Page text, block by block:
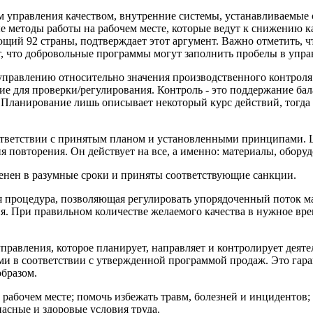
управления качеством, внутренние системы,
методы работы на рабочем месте, которые ведут к снижению
92 страны, подтверждает этот аргумент. Важно отметить,
что добровольные программы могут заполнить пробелы в
относительно значения производственного
для проверки/регулирования. Контроль - это поддержание
лишь описывает некоторый курс действий,
с принятым планом и установленными принципами.
Он действует на все, а именно: материалы,
в разумные сроки и приняты соответствующие санкции.
позволяющая регулировать упорядоченный поток
При правильном количестве желаемого качества в нужное
которое планирует, направляет и контролирует
соответствии с утвержденной программой продаж. Это
месте; помочь избежать травм, болезней и
и здоровые условия труда.